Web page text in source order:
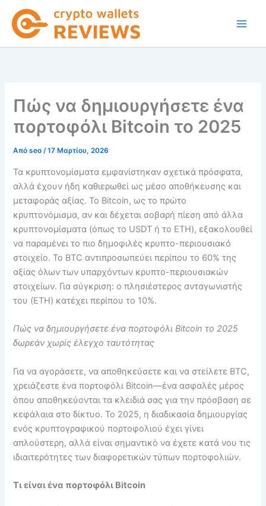
Μετάβαση
στο
περιεχόμενο
Πώς να δημιουργήσετε ένα
πορτοφόλι Bitcoin το 2025
Απόseo/17 Μαρτίου, 2026
Τα κρυπτονομίσματα εμφανίστηκαν σχετικά πρόσφατα,
αλλά έχουν ήδη καθιερωθεί ως μέσο αποθήκευσης και
μεταφοράς αξίας. Το Bitcoin, ως το πρώτο
κρυπτονόμισμα, αν και δέχεται σοβαρή πίεση από άλλα
κρυπτονομίσματα (όπως το USDT ή το ETH), εξακολουθεί
να παραμένει το πιο δημοφιλές κρυπτο-περιουσιακό
στοιχείο. Το BTC αντιπροσωπεύει περίπου το 60% της
αξίας όλων των υπαρχόντων κρυπτο-περιουσιακών
στοιχείων. Για σύγκριση: ο πλησιέστερος ανταγωνιστής
του (ETH) κατέχει περίπου το 10%.
Πώς να δημιουργήσετε ένα πορτοφόλι Bitcoin το 2025
δωρεάν χωρίς έλεγχο ταυτότητας
Για να αγοράσετε, να αποθηκεύσετε και να στείλετε BTC,
χρειάζεστε ένα πορτοφόλι Bitcoin—ένα ασφαλές μέρος
όπου αποθηκεύονται τα κλειδιά σας για την πρόσβαση σε
κεφάλαια στο δίκτυο. Το 2025, η διαδικασία δημιουργίας
ενός κρυπτογραφικού πορτοφολιού έχει γίνει
απλούστερη, αλλά είναι σημαντικό να έχετε κατά νου τις
ιδιαιτερότητες των διαφορετικών τύπων πορτοφολιών.
Τι είναι ένα πορτοφόλι Bitcoin